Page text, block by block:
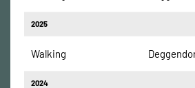
2025
Walking
2024